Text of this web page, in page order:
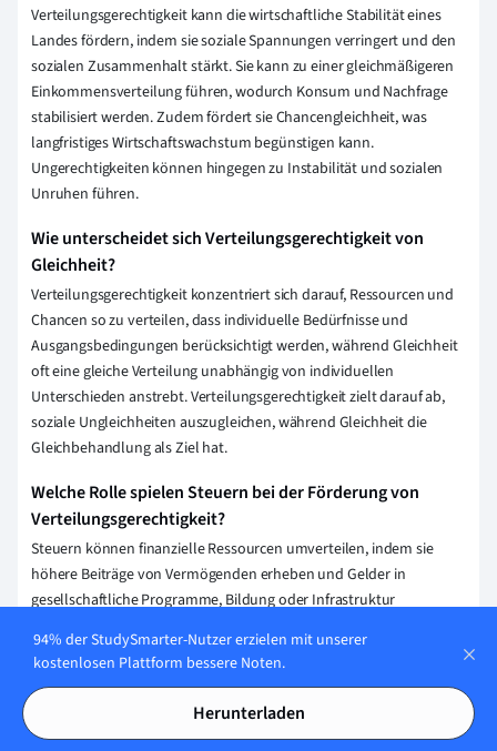
Verteilungsgerechtigkeit kann die wirtschaftliche Stabilität eines
Landes fördern, indem sie soziale Spannungen verringert und den
sozialen Zusammenhalt stärkt. Sie kann zu einer gleichmäßigeren
Einkommensverteilung führen, wodurch Konsum und Nachfrage
stabilisiert werden. Zudem fördert sie Chancengleichheit, was
langfristiges Wirtschaftswachstum begünstigen kann.
Ungerechtigkeiten können hingegen zu Instabilität und sozialen
Unruhen führen.
Wie unterscheidet sich Verteilungsgerechtigkeit von
Gleichheit?
Verteilungsgerechtigkeit konzentriert sich darauf, Ressourcen und
Chancen so zu verteilen, dass individuelle Bedürfnisse und
Ausgangsbedingungen berücksichtigt werden, während Gleichheit
oft eine gleiche Verteilung unabhängig von individuellen
Unterschieden anstrebt. Verteilungsgerechtigkeit zielt darauf ab,
soziale Ungleichheiten auszugleichen, während Gleichheit die
Gleichbehandlung als Ziel hat.
Welche Rolle spielen Steuern bei der Förderung von
Verteilungsgerechtigkeit?
Steuern können finanzielle Ressourcen umverteilen, indem sie
höhere Beiträge von Vermögenden erheben und Gelder in
gesellschaftliche Programme, Bildung oder Infrastruktur
Verteilung von Wohlstand angestrebt, indem Benachteiligte
Erklärung speichern
94% der StudySmarter-Nutzer erzielen mit unserer
kostenlosen Plattform bessere Noten.
Herunterladen